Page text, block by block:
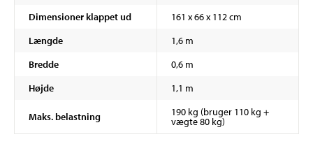
Dimensioner klappet ud
161 x 66 x 112 cm
Længde
1,6 m
Bredde
0,6 m
Højde
1,1 m
Maks. belastning 190 kg (bruger 110 kg +
vægte 80 kg)